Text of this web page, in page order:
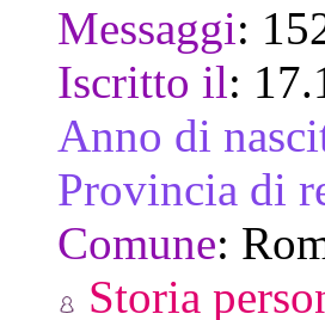
Messaggi:
Iscritto il:
Anno di
Provincia di
Comune:
Storia